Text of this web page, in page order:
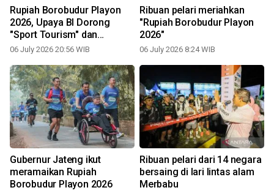
Rupiah Borobudur Playon
2026, Upaya BI Dorong
"Sport Tourism" dan
Berdayakan Ekonomi
06 July 2026 20:56 WIB
Ribuan pelari meriahkan
"Rupiah Borobudur Playon
2026"
06 July 2026 8:24 WIB
Gubernur Jateng ikut
meramaikan Rupiah
Borobudur Playon 2026
Ribuan pelari dari 14 negara
bersaing di lari lintas alam
Merbabu